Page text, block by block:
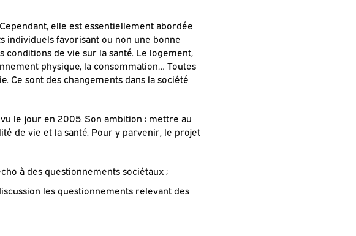
elle est essentiellement abordée
individuels favorisant ou non une bonne
conditions de vie sur la santé. Le logement,
physique, la consommation… Toutes
Ce sont des changements dans la société
le jour en 2005. Son ambition : mettre au
de vie et la santé. Pour y parvenir, le projet
à des questionnements sociétaux ;
les questionnements relevant des